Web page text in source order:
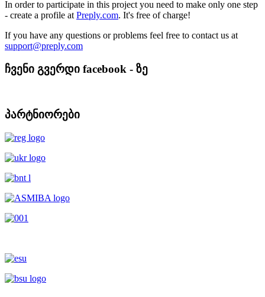
In order to participate in this project you need to make only one step
- create a profile at Preply.com. It's free of charge!
If you have any questions or problems feel free to contact us at
ჩვენი გვერდი facebook - ზე
პარტნიორები